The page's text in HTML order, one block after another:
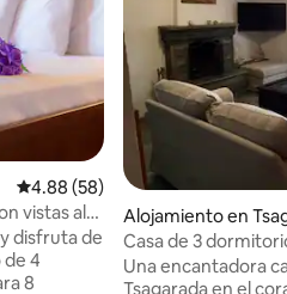
Calificación promedio: 4.88 de
4.88 (58)
vistas al
disfruta de
4
8
Alojamiento en
Casa de 3
Una encantadora
Tsagarada en el